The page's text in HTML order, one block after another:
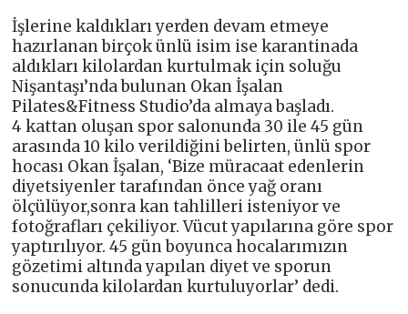
İşlerine kaldıkları yerden devam etmeye
hazırlanan birçok ünlü isim ise karantinada
aldıkları kilolardan kurtulmak için soluğu
Nişantaşı’nda bulunan Okan İşalan
Pilates&Fitness Studio’da almaya başladı.
4 kattan oluşan spor salonunda 30 ile 45 gün
arasında 10 kilo verildiğini belirten, ünlü spor
hocası Okan İşalan, ‘Bize müracaat edenlerin
diyetsiyenler tarafından önce yağ oranı
ölçülüyor,sonra kan tahlilleri isteniyor ve
fotoğrafları çekiliyor. Vücut yapılarına göre spor
yaptırılıyor. 45 gün boyunca hocalarımızın
gözetimi altında yapılan diyet ve sporun
sonucunda kilolardan kurtuluyorlar’ dedi.